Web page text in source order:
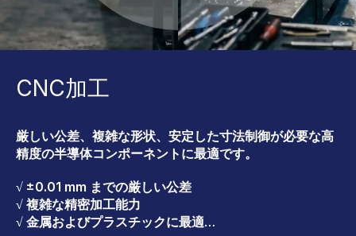
CNC加工
厳しい公差、複雑な形状、安定した寸法制御が必要な高
精度の半導体コンポーネントに最適です。
√ ±0.01 mm までの厳しい公差
√ 複雑な精密加工能力
√ 金属およびプラスチックに最適